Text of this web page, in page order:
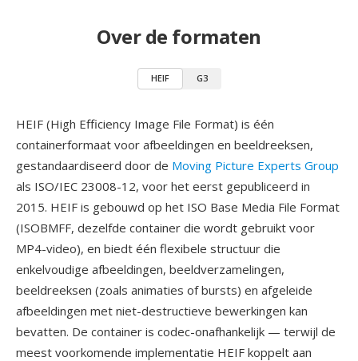
Over de formaten
HEIF G3
HEIF (High Efficiency Image File Format) is één
containerformaat voor afbeeldingen en beeldreeksen,
gestandaardiseerd door de Moving Picture Experts Group
als ISO/IEC 23008-12, voor het eerst gepubliceerd in
2015. HEIF is gebouwd op het ISO Base Media File Format
(ISOBMFF, dezelfde container die wordt gebruikt voor
MP4-video), en biedt één flexibele structuur die
enkelvoudige afbeeldingen, beeldverzamelingen,
beeldreeksen (zoals animaties of bursts) en afgeleide
afbeeldingen met niet-destructieve bewerkingen kan
bevatten. De container is codec-onafhankelijk — terwijl de
meest voorkomende implementatie HEIF koppelt aan